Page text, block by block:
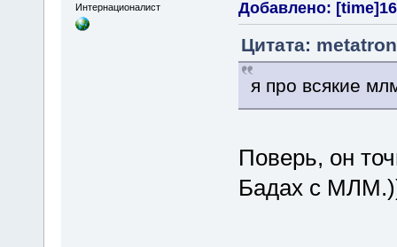
Интернационалист
Добавлено:
Цитата:
я про всякие
Поверь, он
Бадах с